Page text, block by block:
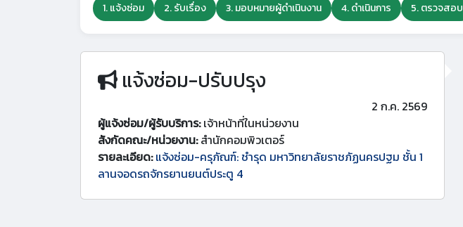
1. แจ้งซ่อม 2. รับเรื่อง 3. มอบหมายผู้ดำเนินงาน 4. ดำเนินการ 5. ตรวจสอบ
แจ้งซ่อม-ปรับปรุง
2 ก.ค. 2569
ผู้แจ้งซ่อม/ผู้รับบริการ:เจ้าหน้าที่ในหน่วยงาน
สังกัดคณะ/หน่วยงาน:สำนักคอมพิวเตอร์
รายละเอียด: แจ้งซ่อม-ครุภัณฑ์: ชำรุด มหาวิทยาลัยราชภัฏนครปฐม ชั้น 1
ลานจอดรถจักรยานยนต์ประตู 4